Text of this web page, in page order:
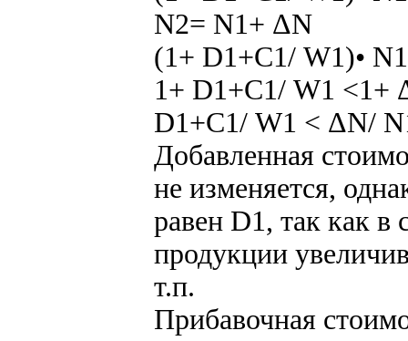
N2= N1+ ΔN
(1+ D1+С1/ W1)•
1+ D1+С1/ W1 <1+
D1+С1/ W1 < ΔN/
Добавленная
не изменяется,
равен D1, так как в
продукции
т.п.
Прибавочная